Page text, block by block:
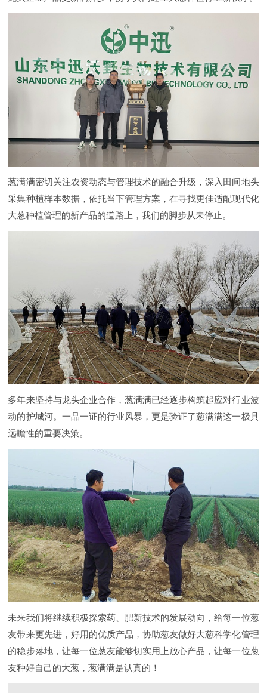
葱满满密切关注农资动态与管理技术的融合升级，深入田间地头
采集种植样本数据，依托当下管理方案，在寻找更佳适配现代化
大葱种植管理的新产品的道路上，我们的脚步从未停止。
多年来坚持与龙头企业合作，葱满满已经逐步构筑起应对行业波
动的护城河。一品一证的行业风暴，更是验证了葱满满这一极具
远瞻性的重要决策。
未来我们将继续积极探索药、肥新技术的发展动向，给每一位葱
友带来更先进，好用的优质产品，协助葱友做好大葱科学化管理
的稳步落地，让每一位葱友能够切实用上放心产品，让每一位葱
友种好自己的大葱，葱满满是认真的！